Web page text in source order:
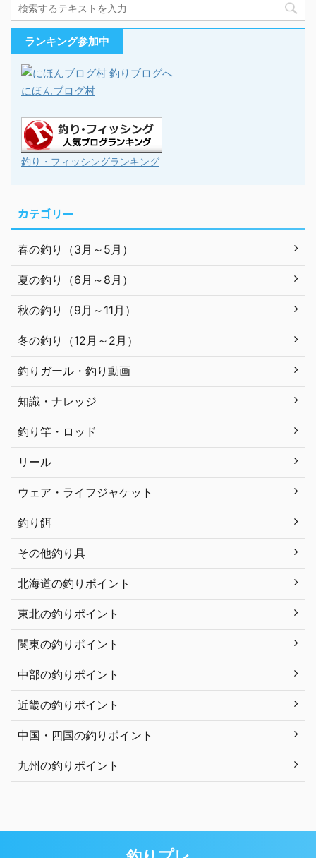
ランキング参加中
にほんブログ村
釣り・フィッシングランキング
カテゴリー
春の釣り（3月～5月）
夏の釣り（6月～8月）
秋の釣り（9月～11月）
冬の釣り（12月～2月）
釣りガール・釣り動画
知識・ナレッジ
釣り竿・ロッド
リール
ウェア・ライフジャケット
釣り餌
その他釣り具
北海道の釣りポイント
東北の釣りポイント
関東の釣りポイント
中部の釣りポイント
近畿の釣りポイント
中国・四国の釣りポイント
九州の釣りポイント